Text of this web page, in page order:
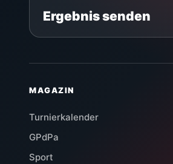
Ergebnis senden
MAGAZIN
Turnierkalender
GPdPa
Sport